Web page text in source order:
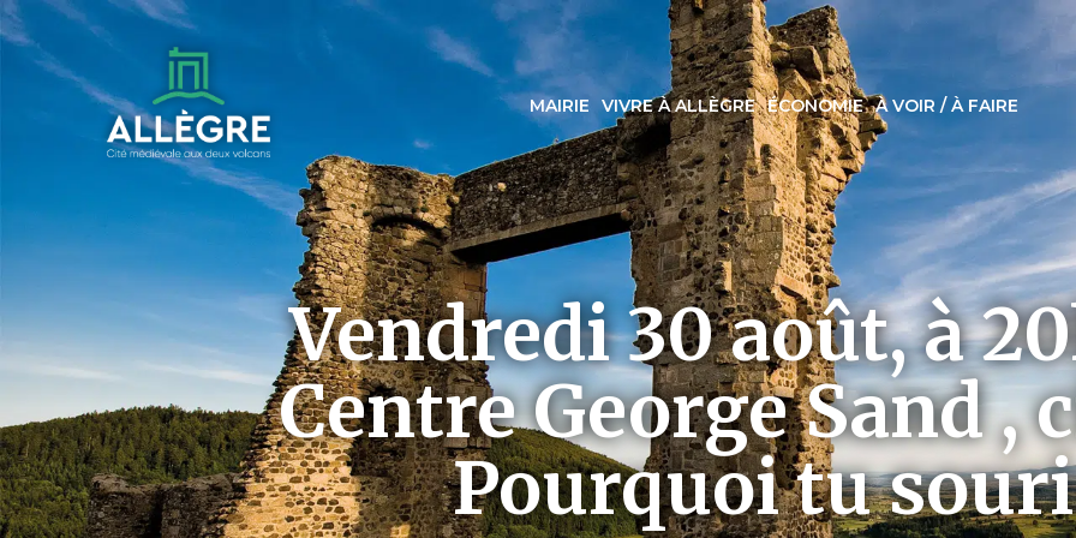
MAIRIE VIVRE À ALLÈGRE ÉCONOMIE À VOIR / À FAIRE
Vendredi 30 août, à
Centre George Sand ,
Pourquoi tu